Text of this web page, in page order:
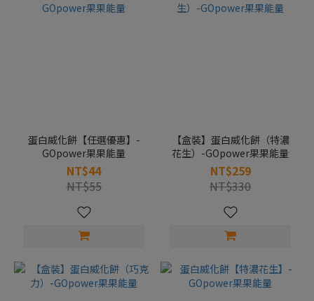
蛋白威化餅【任選優惠】-
GOpower果果能量
NT$44
NT$55
【盒裝】蛋白威化餅（特濃
花生）-GOpower果果能量
NT$259
NT$330